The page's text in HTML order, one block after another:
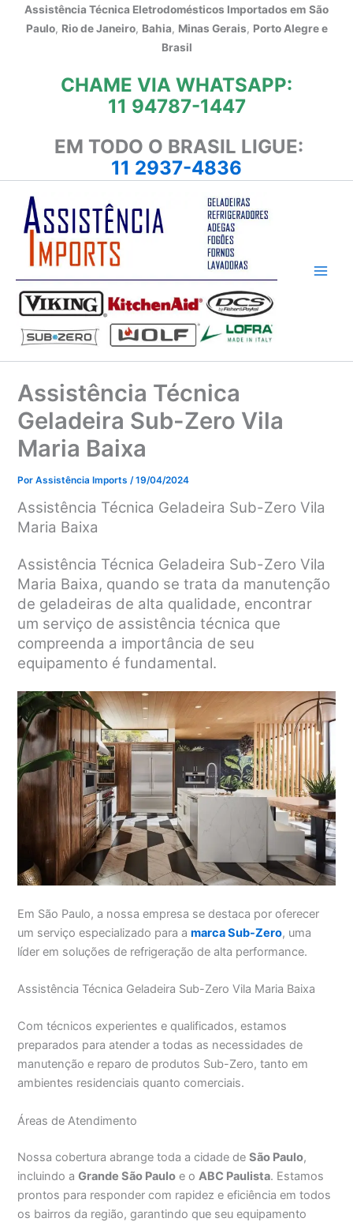
Assistência Técnica Eletrodomésticos Importados em São
Paulo, Rio de Janeiro, Bahia, Minas Gerais, Porto Alegre e
Brasil
CHAME VIA WHATSAPP:
11 94787-1447
EM TODO O BRASIL LIGUE:
11 2937-4836
Assistência Técnica
Geladeira Sub-Zero Vila
Maria Baixa
PorAssistência Imports/19/04/2024
Assistência Técnica Geladeira Sub-Zero Vila
Maria Baixa
Assistência Técnica Geladeira Sub-Zero Vila
Maria Baixa, quando se trata da manutenção
de geladeiras de alta qualidade, encontrar
um serviço de assistência técnica que
compreenda a importância de seu
equipamento é fundamental.
Em São Paulo, a nossa empresa se destaca por oferecer
um serviço especializado para amarca Sub-Zero, uma
líder em soluções de refrigeração de alta performance.
Assistência Técnica Geladeira Sub-Zero Vila Maria Baixa
Com técnicos experientes e qualificados, estamos
preparados para atender a todas as necessidades de
manutenção e reparo de produtos Sub-Zero, tanto em
ambientes residenciais quanto comerciais.
Áreas de Atendimento
Nossa cobertura abrange toda a cidade deSão Paulo,
incluindo aGrande São Paulo e o ABC Paulista. Estamos
prontos para responder com rapidez e eficiência em todos
os bairros da região, garantindo que seu equipamento